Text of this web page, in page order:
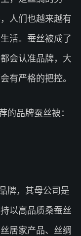
人们也越来越有
活。蚕丝被成了
会认准品牌，大
有严格的把控。
的品牌蚕丝被：
牌，其母公司是
以高品质桑蚕丝
居家产品、丝绸